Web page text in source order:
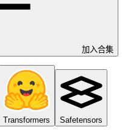
加入合集
Transformers Safetensors